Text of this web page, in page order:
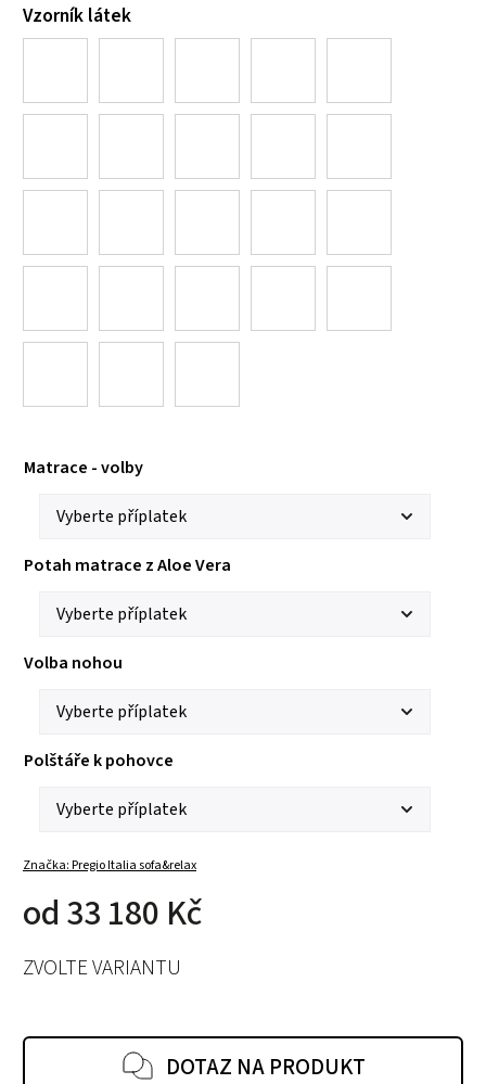
Vzorník látek
Matrace - volby
Potah matrace z Aloe Vera
Volba nohou
Polštáře k pohovce
Značka:Pregio Italia sofa&relax
od33 180 Kč
ZVOLTE VARIANTU
DOTAZ NA PRODUKT